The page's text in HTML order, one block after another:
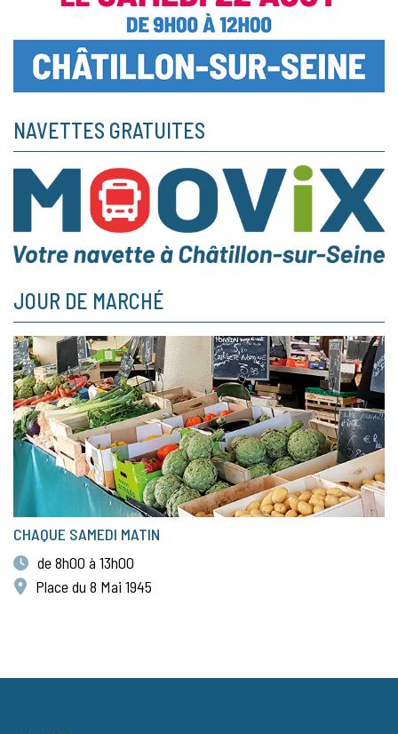
NAVETTES GRATUITES
JOUR DE MARCHÉ
CHAQUE SAMEDI MATIN
de 8h00 à 13h00
Place du 8 Mai 1945